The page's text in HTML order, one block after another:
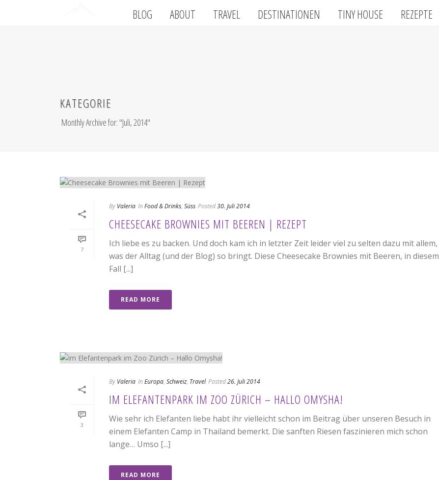
BLOG ABOUT TRAVEL DESTINATIONEN TINY HOUSE REZEPTE
KATEGORIE
Monthly Archive for: "Juli, 2014"
7
By Valeria In Food & Drinks, Süss Posted30. Juli 2014
CHEESECAKE BROWNIES MIT BEEREN | REZEPT
Ich liebe es zu backen. Und doch kam ich in letzter Zeit leider viel zu selten dazu mit allem,
was der Alltag (und der Blog) so bringt. Diese Cheesecake Brownies mit Beeren, in diesem
Fall [...]
READ MORE
3
By Valeria In Europa, Schweiz, Travel Posted26. Juli 2014
IM ELEFANTENPARK IM ZOO ZÜRICH – HALLO OMYSHA!
Wie sehr ich Elefanten liebe habt ihr vielleicht schon im Beitrag über unseren Besuch in
einem Elefanten Camp in Thailand bemerkt. Die sanften Riesen faszinieren mich schon
lange… Umso [...]
READ MORE